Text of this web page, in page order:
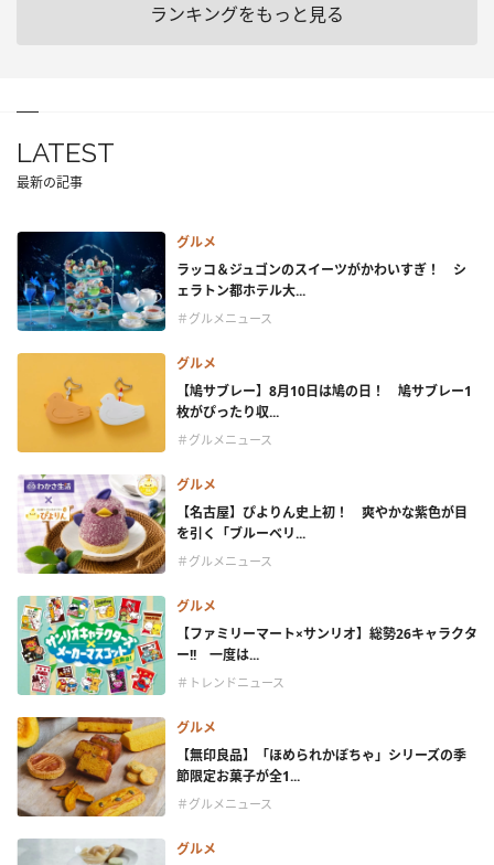
ランキングをもっと見る
LATEST
最新の記事
グルメ
ラッコ＆ジュゴンのスイーツがかわいすぎ！ シ
ェラトン都ホテル大...
＃グルメニュース
グルメ
【鳩サブレー】8月10日は鳩の日！ 鳩サブレー1
枚がぴったり収...
＃グルメニュース
グルメ
【名古屋】ぴよりん史上初！ 爽やかな紫色が目
を引く「ブルーベリ...
＃グルメニュース
グルメ
【ファミリーマート×サンリオ】総勢26キャラクタ
ー!! 一度は...
＃トレンドニュース
グルメ
【無印良品】「ほめられかぼちゃ」シリーズの季
節限定お菓子が全1...
＃グルメニュース
グルメ